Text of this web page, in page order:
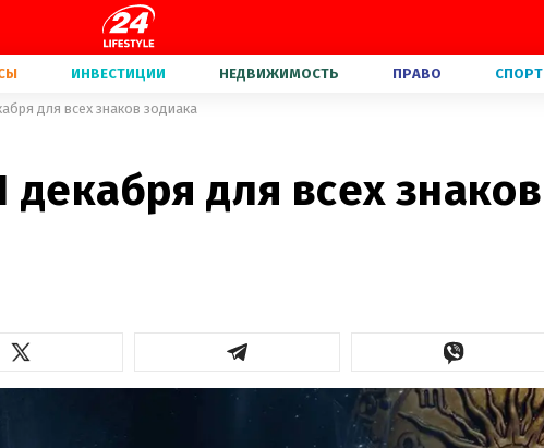
ИНВЕСТИЦИИ НЕДВИЖИМОСТЬ ПРАВО СПОРТ
для всех знаков зодиака
декабря для всех знаков